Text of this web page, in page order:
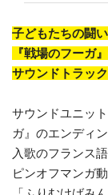
子どもたちの闘
『戦場のフーガ
サウンドトラック
サウンドユニッ
ガ』のエンディ
入歌のフランス
ピンオフマンガ